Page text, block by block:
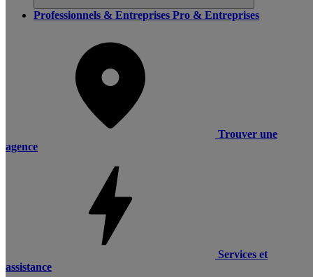
Professionnels & Entreprises Pro & Entreprises
Trouver une
agence
Services et
assistance